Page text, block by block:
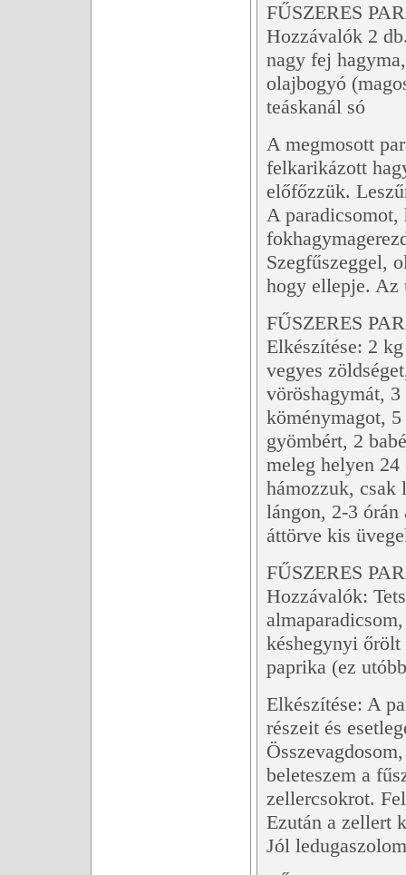
FŰSZERES
Hozzávalók 2
nagy fej
olajbogyó
teáskanál só
A megmosott
felkarikázott
előfőzzük.
A
Szegfűszeggel,
hogy ellepje. Az
FŰSZERES
Elkészítése: 2
vegyes
vöröshagymát,
köménymagot,
gyömbért, 2
meleg helyen
hámozzuk, csak
lángon, 2-3 órán
áttörve kis
FŰSZERES
Hozzávalók:
késhegynyi
paprika (ez
Elkészítése: A
részeit és
beleteszem a
zellercsokrot.
Ezután a zellert
Jól